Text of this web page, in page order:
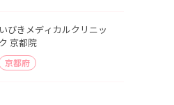
いびきメディカルクリニッ
ク 京都院
京都府